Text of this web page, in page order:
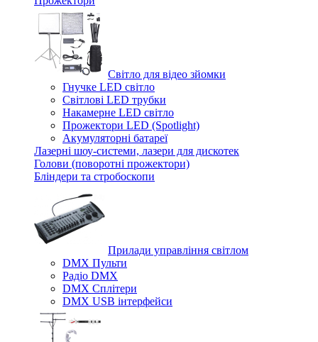
Світло для відео зйомки
Гнучке LED світло
Світлові LED трубки
Накамерне LED світло
Прожектори LED (Spotlight)
Акумуляторні батареї
Лазерні шоу-системи, лазери для дискотек
Голови (поворотні прожектори)
Бліндери та стробоскопи
Прилади управління світлом
DMX Пульти
Радіо DMX
DMX Сплітери
DMX USB інтерфейси